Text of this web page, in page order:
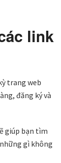
link
trang web
đăng ký và
giúp bạn tìm
gì không